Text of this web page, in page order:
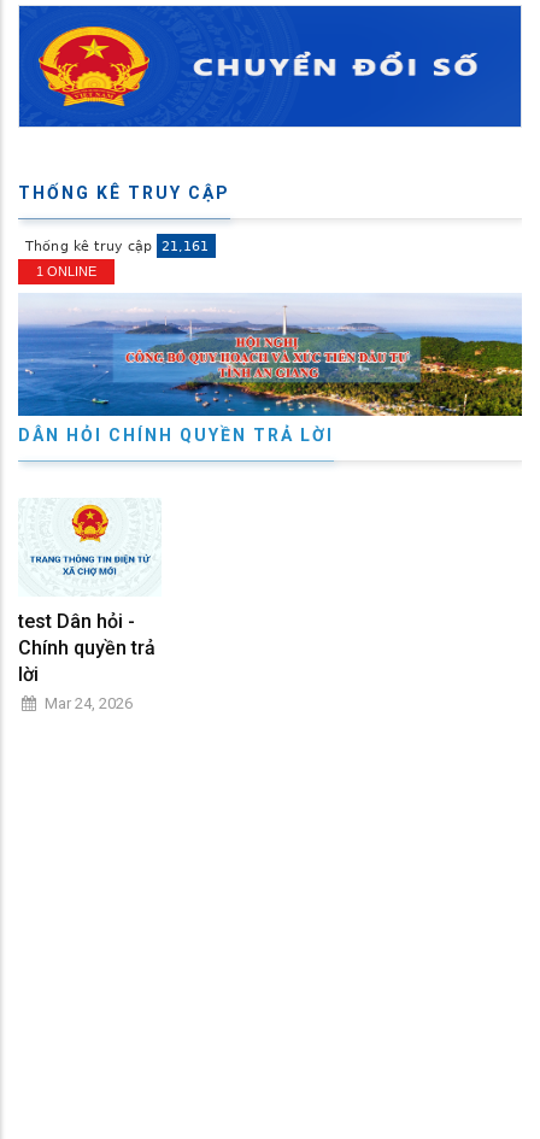
THỐNG KÊ TRUY CẬP
1 ONLINE
DÂN HỎI CHÍNH QUYỀN TRẢ LỜI
test Dân hỏi -
Chính quyền trả
lời
Mar 24, 2026